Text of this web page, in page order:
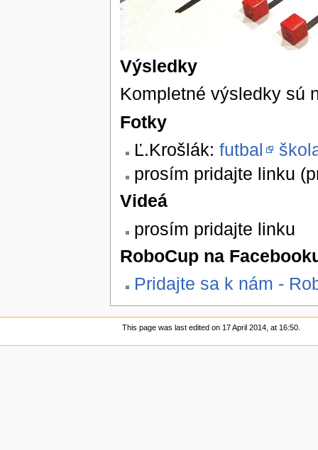
Výsledky
Kompletné výsledky sú
Fotky
Ľ.Krošlák: futbal
prosím pridajte linku
Videá
prosím pridajte linku
RoboCup na
Pridajte sa k nám -
This page was last edited on 17 April 2014, at 16:50.